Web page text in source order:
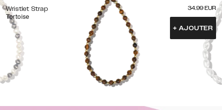
Wristlet Strap
Tortoise
34.99 EUR
+ AJOUTER